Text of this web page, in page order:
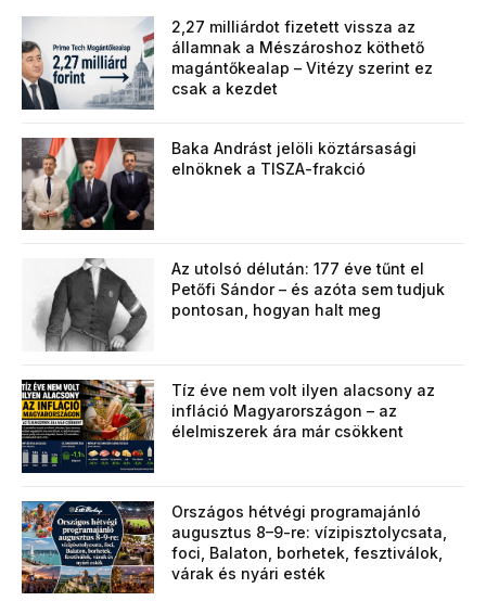
2,27 milliárdot fizetett vissza az
államnak a Mészároshoz köthető
magántőkealap – Vitézy szerint ez
csak a kezdet
Baka Andrást jelöli köztársasági
elnöknek a TISZA-frakció
Az utolsó délután: 177 éve tűnt el
Petőfi Sándor – és azóta sem tudjuk
pontosan, hogyan halt meg
Tíz éve nem volt ilyen alacsony az
infláció Magyarországon – az
élelmiszerek ára már csökkent
Országos hétvégi programajánló
augusztus 8–9-re: vízipisztolycsata,
foci, Balaton, borhetek, fesztiválok,
várak és nyári esték